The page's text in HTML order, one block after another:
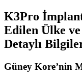
K3Pro
Edilen Ülke
Detaylı
Güney Kore’nin